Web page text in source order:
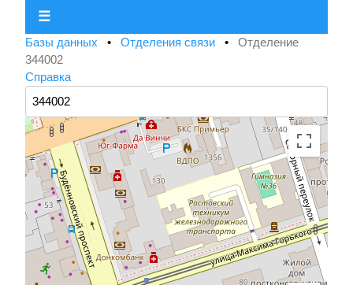
☰
Базы данных • Отделения связи • Отделение
344002
Справка